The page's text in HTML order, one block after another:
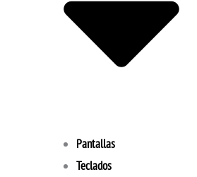
Pantallas
Teclados